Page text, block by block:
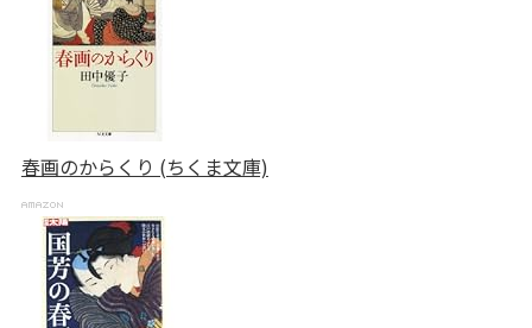
春画のからくり (ちくま文庫)